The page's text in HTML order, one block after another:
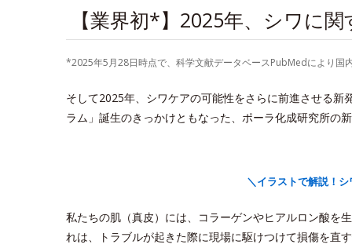
【業界初*】2025年、シワに
*2025年5月28日時点で、科学文献データベースPubMedにより国
そして2025年、シワケアの可能性をさらに前進させる
ラム」誕生のきっかけともなった、ポーラ化成研究所の
＼イラストで解説！
私たちの肌（真皮）には、コラーゲンやヒアルロン酸を
れは、トラブルが起きた際に現場に駆けつけて損傷を直す